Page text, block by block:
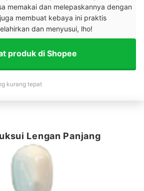
memakai dan melepaskannya dengan
membuat kebaya ini praktis
dan menyusui, lho!
produk di Shopee
kurang tepat
Lengan Panjang